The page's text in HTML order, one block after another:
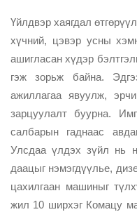
Үйлдвэр хаягдал
хүчний, цэвэр усны
ашигласан хүдэр
гэж зорьж байна.
ажиллагаа явуулж,
зарцуулалт буурна.
салбарын гаднаас
Улсдаа үлдэх зүйл нь
даацыг нэмэгдүүлье,
цахилгаан машиныг
жил 10 ширхэг Комацу